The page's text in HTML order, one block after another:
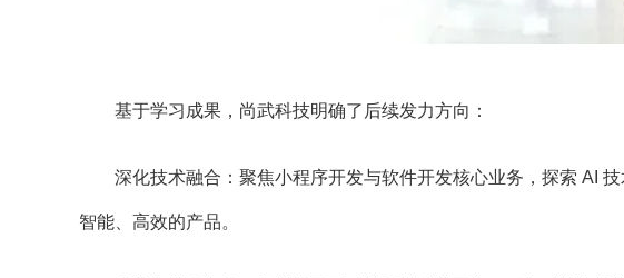
基于学习成果，尚武科技明确了后续发力方向：
深化技术融合：聚焦小程序开发与软件开发核心业务，探索 AI 技
智能、高效的产品。